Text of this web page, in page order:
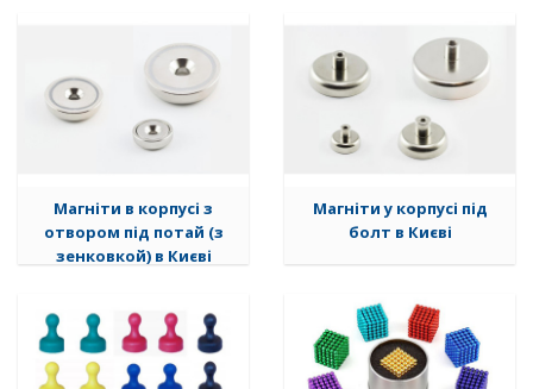
Магніти в корпусі з
отвором під потай (з
зенковкой) в Києві
Магніти у корпусі під
болт в Києві